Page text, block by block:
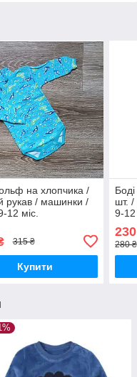
на хлопчика /
рукав / машинки /
12 міс.
315 ₴
Купити
шт. /
9-12
230
280